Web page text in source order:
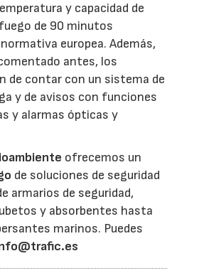
y capacidad de
de 90 minutos
europea. Además,
antes, los
de contar con un sistema de
y de avisos con funciones
y alarmas ópticas y
ofrecemos un
de soluciones de seguridad
armarios de seguridad,
y absorbentes hasta
marinos. Puedes